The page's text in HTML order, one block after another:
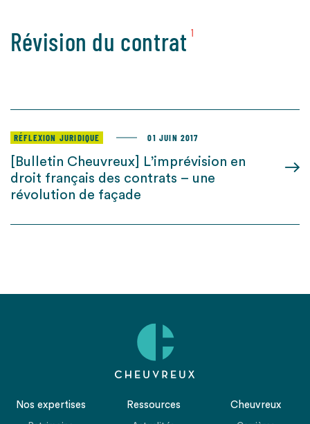
Révision du contrat 1
RÉFLEXION JURIDIQUE 01 JUIN 2017
[Bulletin Cheuvreux] L’imprévision en
droit français des contrats – une
révolution de façade
Nos expertises Ressources Cheuvreux